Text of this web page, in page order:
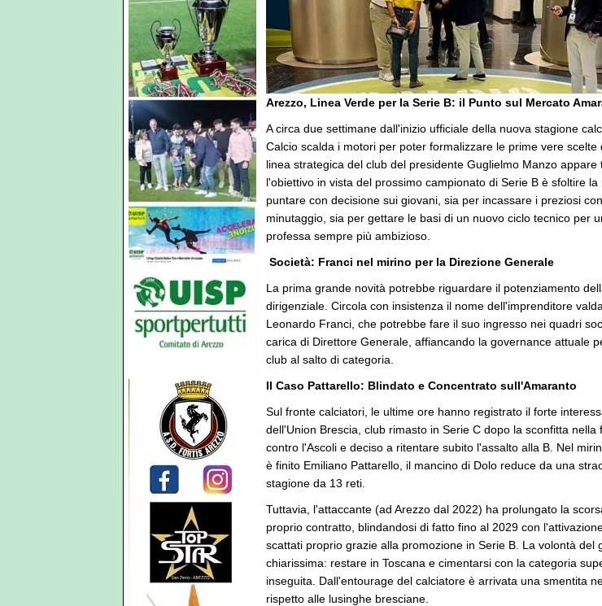
Arezzo, Linea Verde per la Serie B: il Punto sul Mercato
A circa due settimane dall'inizio ufficiale della nuova stagione
Calcio scalda i motori per poter formalizzare le prime vere scelte
linea strategica del club del presidente Guglielmo Manzo appare
l'obiettivo in vista del prossimo campionato di Serie B è sfoltire
puntare con decisione sui giovani, sia per incassare i preziosi
minutaggio, sia per gettare le basi di un nuovo ciclo tecnico per
professa sempre più ambizioso.
️ Società: Franci nel mirino per la Direzione Generale
La prima grande novità potrebbe riguardare il potenziamento
dirigenziale. Circola con insistenza il nome dell'imprenditore
Leonardo Franci, che potrebbe fare il suo ingresso nei quadri
carica di Direttore Generale, affiancando la governance attuale
club al salto di categoria.
Il Caso Pattarello: Blindato e Concentrato sull'Amaranto
Sul fronte calciatori, le ultime ore hanno registrato il forte
dell'Union Brescia, club rimasto in Serie C dopo la sconfitta nella
contro l'Ascoli e deciso a ritentare subito l'assalto alla B. Nel
è finito Emiliano Pattarello, il mancino di Dolo reduce da una
stagione da 13 reti.
Tuttavia, l'attaccante (ad Arezzo dal 2022) ha prolungato la
proprio contratto, blindandosi di fatto fino al 2029 con
scattati proprio grazie alla promozione in Serie B. La volontà del
chiarissima: restare in Toscana e cimentarsi con la categoria
inseguita. Dall'entourage del calciatore è arrivata una smentita
rispetto alle lusinghe bresciane.